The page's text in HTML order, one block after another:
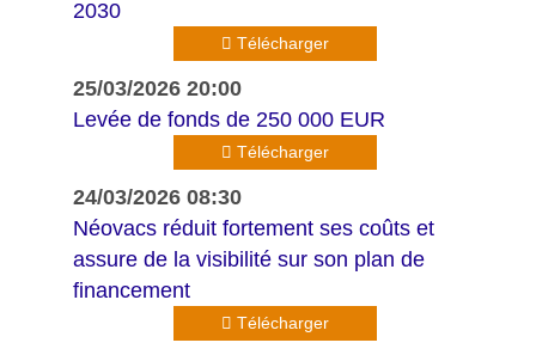
2030
Télécharger
25/03/2026 20:00
Levée de fonds de 250 000 EUR
Télécharger
24/03/2026 08:30
Néovacs réduit fortement ses coûts et
assure de la visibilité sur son plan de
financement
Télécharger